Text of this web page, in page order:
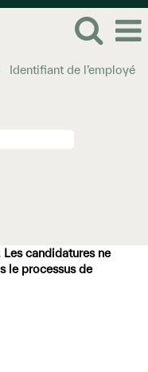
Identifiant de l’employé
candidatures ne
le processus de